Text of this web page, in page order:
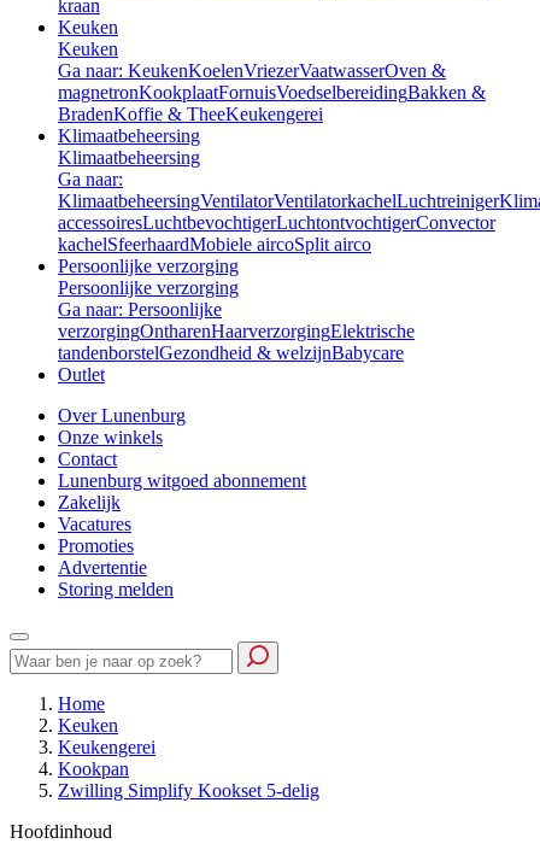
kraan
Keuken
Keuken
Ga naar: KeukenKoelenVriezerVaatwasserOven &
magnetronKookplaatFornuisVoedselbereidingBakken &
BradenKoffie & TheeKeukengerei
Klimaatbeheersing
Klimaatbeheersing
Ga naar:
KlimaatbeheersingVentilatorVentilatorkachelLuchtreiniger
accessoiresLuchtbevochtigerLuchtontvochtigerConvector
kachelSfeerhaardMobiele aircoSplit airco
Persoonlijke verzorging
Persoonlijke verzorging
Ga naar: Persoonlijke
verzorgingOntharenHaarverzorgingElektrische
tandenborstelGezondheid & welzijnBabycare
Outlet
Over Lunenburg
Onze winkels
Contact
Lunenburg witgoed abonnement
Zakelijk
Vacatures
Promoties
Advertentie
Storing melden
Home
Keuken
Keukengerei
Kookpan
Zwilling Simplify Kookset 5-delig
Hoofdinhoud